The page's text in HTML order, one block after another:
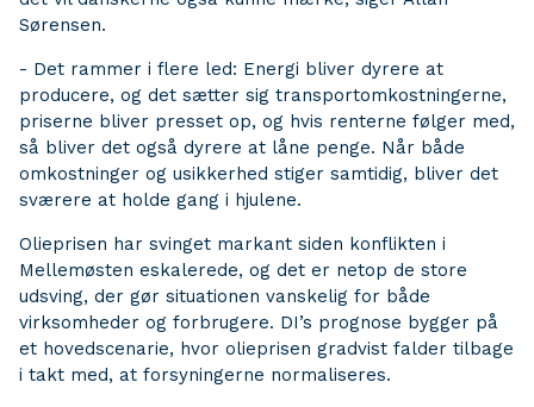
Sørensen.
- Det rammer i flere led: Energi bliver dyrere at
producere, og det sætter sig transportomkostningerne,
priserne bliver presset op, og hvis renterne følger med,
så bliver det også dyrere at låne penge. Når både
omkostninger og usikkerhed stiger samtidig, bliver det
sværere at holde gang i hjulene.
Olieprisen har svinget markant siden konflikten i
Mellemøsten eskalerede, og det er netop de store
udsving, der gør situationen vanskelig for både
virksomheder og forbrugere. DI’s prognose bygger på
et hovedscenarie, hvor olieprisen gradvist falder tilbage
i takt med, at forsyningerne normaliseres.